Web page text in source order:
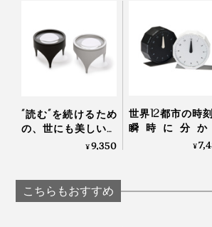
裏面は、細い線状の模様をつけた「
にブランドゴロを刻印。
そんな裏話をさておいても、視界に
くことは、気持ちがスッと落ち着く
スマホを立てかけてみると、早速メ
線の先に画面があるので、顔を向け
され、スムーズに確認できるのも
寝室のスマホ指定席にも良さそうです。
“読む”を続けるため
の、世にも美しいル
ーペ｜TAKEDA
ェクト
¥9,350
世界12都市の時
瞬時に分か
「World Clock
¥
こちらもおすすめ